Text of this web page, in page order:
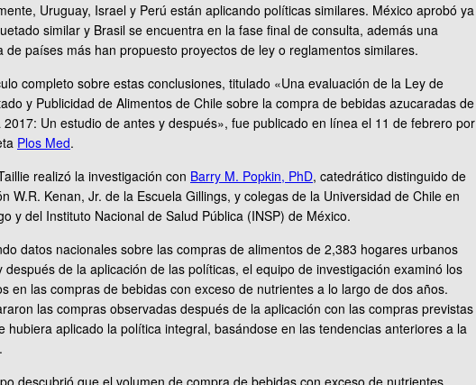
Uruguay, Israel y Perú están aplicando políticas similares. México aprobó ya
similar y Brasil se encuentra en la fase final de consulta, además una
de países más han propuesto proyectos de ley o reglamentos similares.
completo sobre estas conclusiones, titulado «Una evaluación de la Ley de
y Publicidad de Alimentos de Chile sobre la compra de bebidas azucaradas de
2017: Un estudio de antes y después», fue publicado en línea el 11 de febrero por
Plos Med.
realizó la investigación con Barry M. Popkin, PhD, catedrático distinguido de
W.R. Kenan, Jr. de la Escuela Gillings, y colegas de la Universidad de Chile en
y del Instituto Nacional de Salud Pública (INSP) de México.
datos nacionales sobre las compras de alimentos de 2,383 hogares urbanos
después de la aplicación de las políticas, el equipo de investigación examinó los
en las compras de bebidas con exceso de nutrientes a lo largo de dos años.
las compras observadas después de la aplicación con las compras previstas
hubiera aplicado la política integral, basándose en las tendencias anteriores a la
descubrió que el volumen de compra de bebidas con exceso de nutrientes